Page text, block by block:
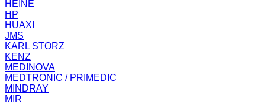
HEINE
HP
HUAXI
JMS
KARL STORZ
KENZ
MEDINOVA
MEDTRONIC / PRIMEDIC
MINDRAY
MIR